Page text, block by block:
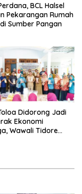
BCL Halsel
Pekarangan Rumah
Sumber Pangan
Didorong Jadi
Ekonomi
Wawali Tidore